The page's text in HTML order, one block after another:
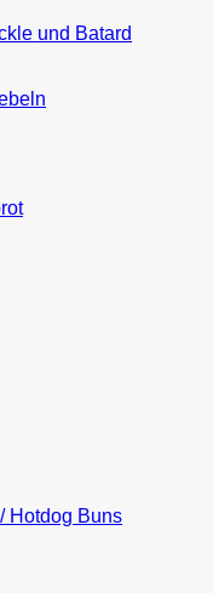
und Batard
Hotdog Buns